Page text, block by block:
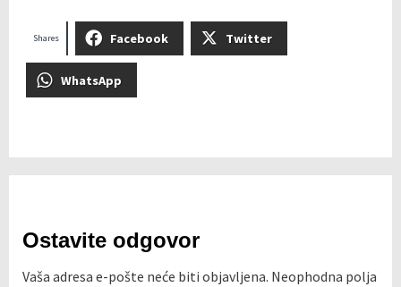
Facebook Twitter
WhatsApp
Shares
Ostavite odgovor
Vaša adresa e-pošte neće biti objavljena. Neophodna polja